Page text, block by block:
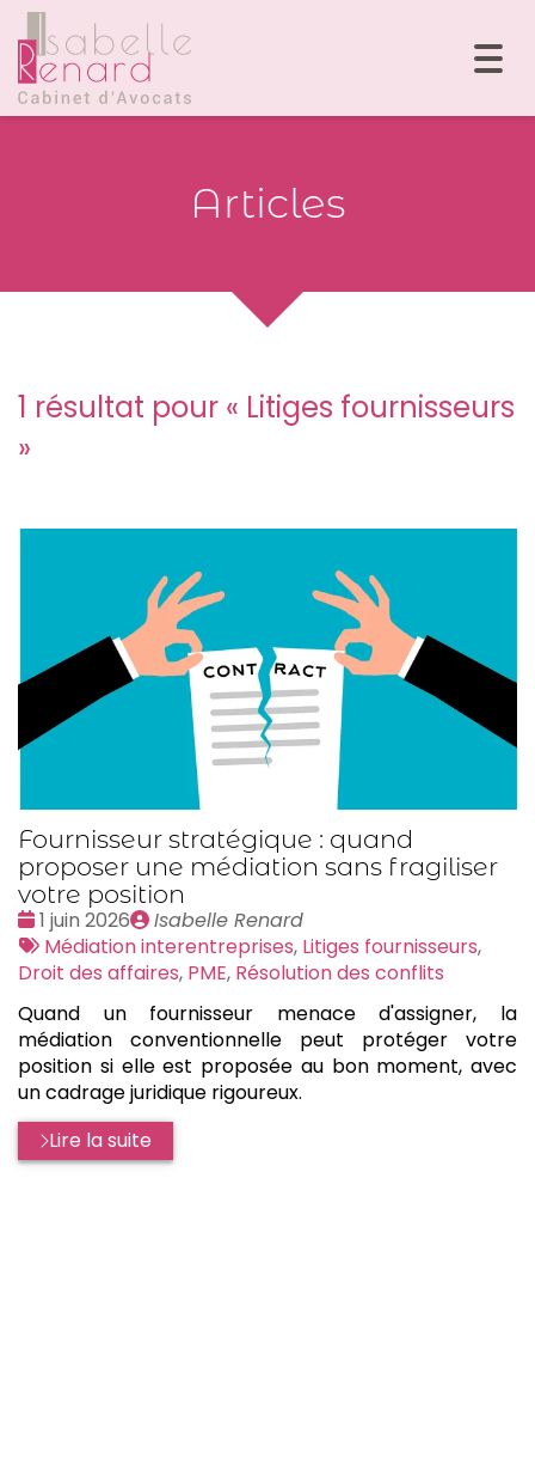
Articles
1 résultat pour « Litiges fournisseurs
»
Fournisseur stratégique : quand
proposer une médiation sans fragiliser
votre position
Date
:
1 juin 2026
Publié
par
Isabelle Renard
Tags
:
Médiation interentreprises, Litiges fournisseurs,
Droit des affaires, PME, Résolution des conflits
Quand un fournisseur menace d'assigner, la
médiation conventionnelle peut protéger votre
position si elle est proposée au bon moment, avec
un cadrage juridique rigoureux.
Lire la suite